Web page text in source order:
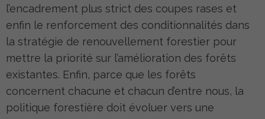
l’encadrement plus strict des coupes rases et
enfin le renforcement des conditionnalités dans
la stratégie de renouvellement forestier pour
mettre la priorité sur l’amélioration des forêts
existantes. Enfin, parce que les forêts
concernent chacune et chacun d’entre nous, la
politique forestière doit évoluer vers une